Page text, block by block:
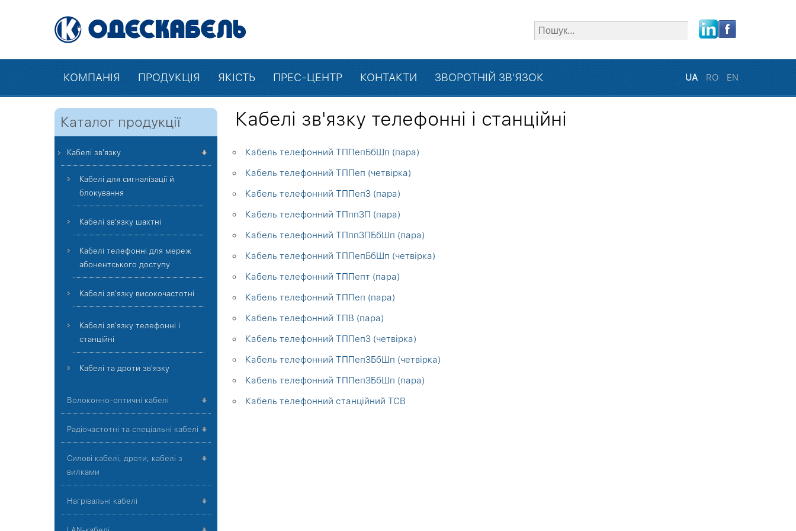
КОМПАНІЯ ПРОДУКЦІЯ ЯКІСТЬ ПРЕС-ЦЕНТР КОНТАКТИ ЗВОРОТНІЙ ЗВ'ЯЗОК UA RO EN
Каталог продукції
Кабелі зв'язку
Кабелі для сигналізації й
блокування
Кабелі зв'язку шахтні
Кабелі телефонні для мереж
абонентського доступу
Кабелі зв'язку високочастотні
Кабелі зв'язку телефонні і
станційні
Кабелі та дроти зв'язку
Волоконно-оптичні кабелі
Радіочастотні та спеціальні кабелі
Силові кабелі, дроти, кабелі з
вилками
Нагрівальні кабелі
Кабелі зв'язку телефонні і станційні
Кабель телефонний ТППепБбШп (пара)
Кабель телефонний ТППеп (четвірка)
Кабель телефонний ТППепЗ (пара)
Кабель телефонний ТПппЗП (пара)
Кабель телефонний ТПппЗПБбШп (пара)
Кабель телефонний ТППепБбШп (четвірка)
Кабель телефонний ТППепт (пара)
Кабель телефонний ТППеп (пара)
Кабель телефонний ТПВ (пара)
Кабель телефонний ТППепЗ (четвірка)
Кабель телефонний ТППепЗБбШп (четвірка)
Кабель телефонний ТППепЗБбШп (пара)
Кабель телефонний станційний ТСВ
close